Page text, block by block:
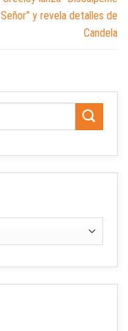
Señor” y revela detalles de
Candela